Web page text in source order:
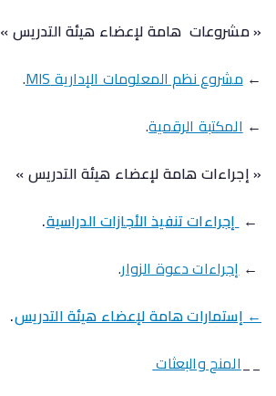
« مشروعات هامة لإعضاء هيئة التدريس »
←مشروع نظم المعلومات الإدارية MIS
.
←المكتبة الرقمية.
« إجراءات هامة لإعضاء هيئة التدريس »
←إجراءات تنفيذ الأجازات الدراسية.
←إجراءات دعوة الزوار.
← إستمارات هامة لإعضاء هيئة التدريس.
__المنح والبعثات